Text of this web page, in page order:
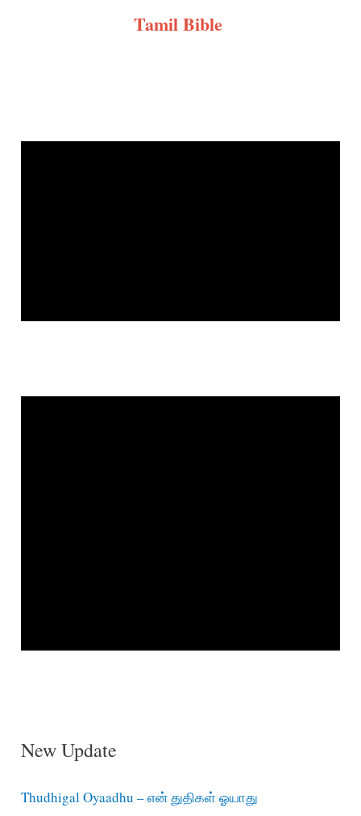
Tamil Bible
New Update
Thudhigal Oyaadhu – என் துதிகள் ஓயாது